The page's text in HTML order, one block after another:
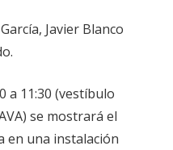
Javier Blanco
a 11:30 (vestíbulo
se mostrará el
en una instalación